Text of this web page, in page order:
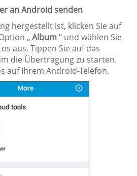
an Android senden
hergestellt ist, klicken Sie auf
„Album“ und wählen Sie
aus. Tippen Sie auf das
die Übertragung zu starten.
auf Ihrem Android-Telefon.